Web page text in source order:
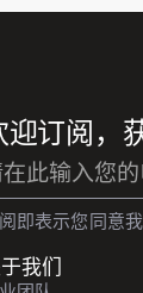
迎订阅，
即表示您同意
我们